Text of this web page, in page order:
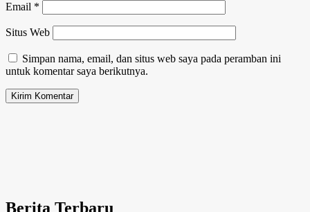
Email *
Situs Web
Simpan nama, email, dan situs web saya pada peramban ini
untuk komentar saya berikutnya.
Berita Terbaru